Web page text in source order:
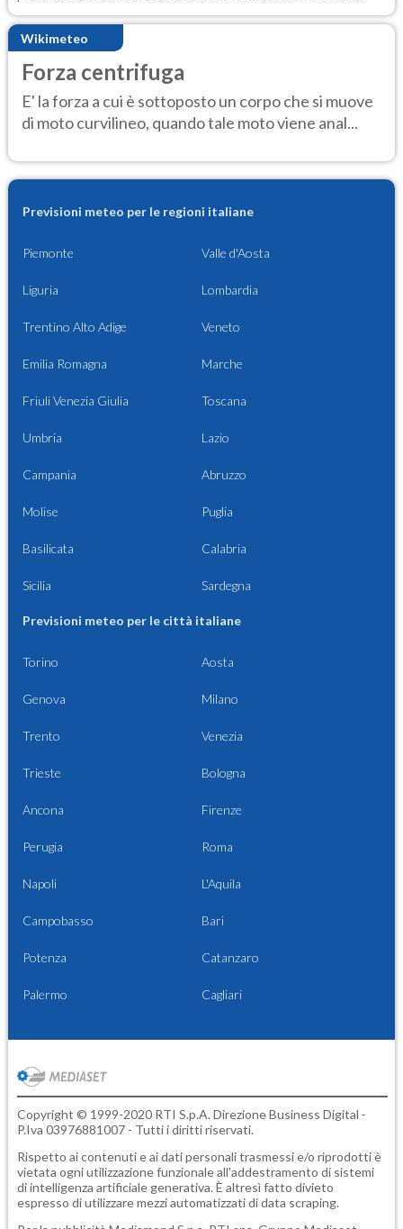
Wikimeteo
Forza centrifuga
E' la forza a cui è sottoposto un corpo che si muove
di moto curvilineo, quando tale moto viene anal...
Previsioni meteo per le regioni italiane
Piemonte Valle d'Aosta
Liguria Lombardia
Trentino Alto Adige Veneto
Emilia Romagna Marche
Friuli Venezia Giulia Toscana
Umbria Lazio
Campania Abruzzo
Molise Puglia
Basilicata Calabria
Sicilia Sardegna
Previsioni meteo per le città italiane
Torino Aosta
Genova Milano
Trento Venezia
Trieste Bologna
Ancona Firenze
Perugia Roma
Napoli L'Aquila
Campobasso Bari
Potenza Catanzaro
Palermo Cagliari
Copyright © 1999-2020 RTI S.p.A. Direzione Business Digital -
P.Iva 03976881007 - Tutti i diritti riservati.
Rispetto ai contenuti e ai dati personali trasmessi e/o riprodotti è
vietata ogni utilizzazione funzionale all'addestramento di sistemi
di intelligenza artificiale generativa. È altresì fatto divieto
espresso di utilizzare mezzi automatizzati di data scraping.